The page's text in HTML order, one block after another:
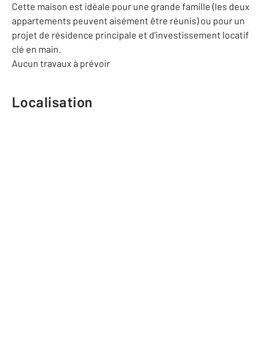
Cette maison est idéale pour une grande famille (les deux
appartements peuvent aisément être réunis) ou pour un
projet de résidence principale et d'investissement locatif
clé en main.
Aucun travaux à prévoir
Localisation